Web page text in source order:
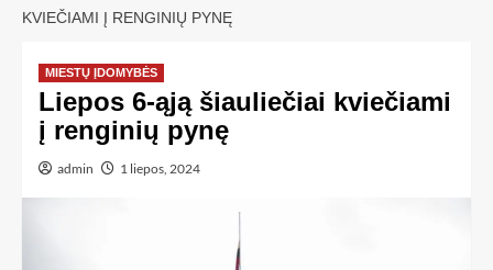
KVIEČIAMI Į RENGINIŲ PYNĘ
MIESTŲ ĮDOMYBĖS
Liepos 6-ąją šiauliečiai kviečiami
į renginių pynę
admin 1 liepos, 2024